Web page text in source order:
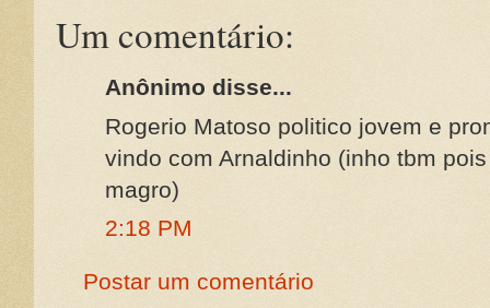
Um comentário:
Anônimo disse...
Rogerio Matoso politico jovem e
vindo com Arnaldinho (inho tbm
magro)
2:18 PM
Postar um comentário